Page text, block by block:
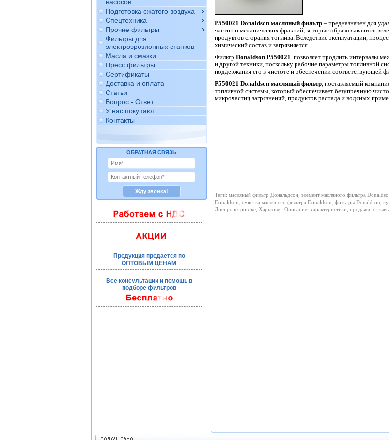
насосов
Подготовка сжатого воздуха
Спецтехника
Прочие фильтры
Фильтры для
электроэрозионных станков
Масла и смазки
Пресс фильтры
Сертификаты
Доставка и оплата
Статьи
Вопрос - Ответ
У нас покупают
Контакты
ОБРАТНАЯ СВЯЗЬ
Продукция продается по
ОПТОВЫМ ЦЕНАМ
Все консультации и помощь в
подборе фильтров
P550021 Donaldson масляный фильтр – предназначен для
частиц и механических фракций, которые образовываются
продуктов сгорания топлива. Вследствие эксплуатации,
химический состав и загрязняется.
Фильтр Donaldson P550021 позволяет продлить интервалы
и другой техники, поскольку рабочие параметры топливной
поддержания его в чистоте и обеспечении соответствующей
P550021 Donaldson масляный фильтр, поставляемый
топливной системы, который обеспечивает безупречную
микрочастиц загрязнений, продуктов распада и водяных
Теги: масляный фильтр Дональдсон, элемент масляного фильтра
Donaldson, очистка масляного фильтра Donaldson, фильтры Donaldson,
Днепропетровске, Харькове . Описание, характеристики, продажа,